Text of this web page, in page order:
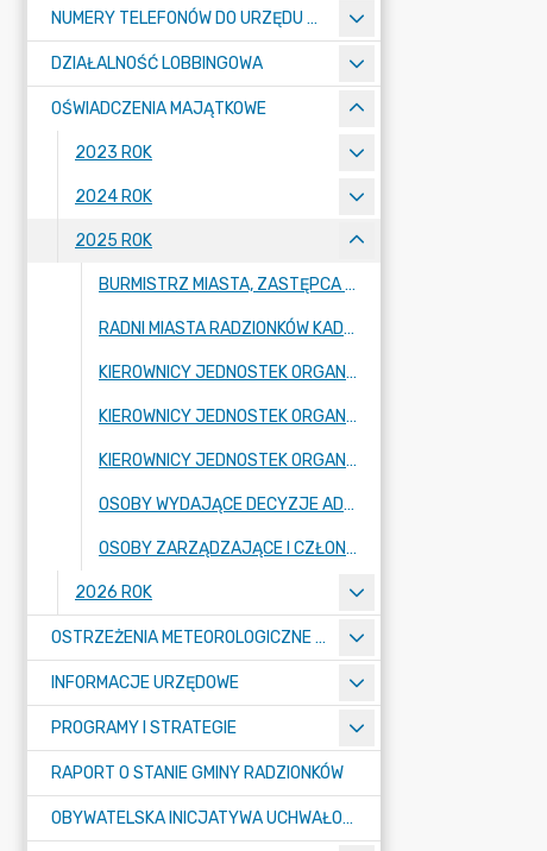
NUMERY TELEFONÓW DO URZĘDU MIASTA, MIEJSKICH JEDNOSTEK ORGANIZACYJNYCH ORAZ SPÓŁEK PRAWA HANDLOWEGO Z UDZIAŁEM GMINY
DZIAŁALNOŚĆ LOBBINGOWA
OŚWIADCZENIA MAJĄTKOWE
2023 ROK
2024 ROK
2025 ROK
BURMISTRZ MIASTA, ZASTĘPCA BURMISTRZA MIASTA, SEKRETARZ MIASTA, SKARBNIK MIASTA
RADNI MIASTA RADZIONKÓW KADENCJA 2024-2029
KIEROWNICY JEDNOSTEK ORGANIZACYJNYCH - SZKOŁY, PRZEDSZKOLA
KIEROWNICY JEDNOSTEK ORGANIZACYJNYCH GMINY - JEDNOSTKI BUDŻETOWE
KIEROWNICY JEDNOSTEK ORGANIZACYJNYCH - INSTYTUCJE KULTURY
OSOBY WYDAJĄCE DECYZJE ADMINISTRACYJNE W IMIENIU BURMISTRZA MIASTA
OSOBY ZARZĄDZAJĄCE I CZŁONKOWIE ORGANÓW ZARZĄDZAJĄCYCH GMINNYMI OSOBAMI PRAWNYMI
2026 ROK
OSTRZEŻENIA METEOROLOGICZNE O ZŁYM STANIE POWIETRZA I INNE
INFORMACJE URZĘDOWE
PROGRAMY I STRATEGIE
RAPORT O STANIE GMINY RADZIONKÓW
OBYWATELSKA INICJATYWA UCHWAŁODAWCZA